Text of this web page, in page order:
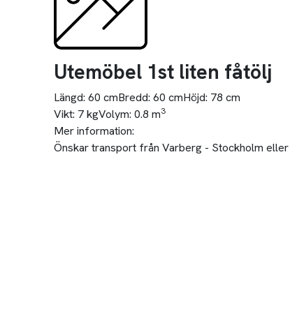
Utemöbel 1st liten fåtölj
Längd: 60 cmBredd: 60 cmHöjd: 78 cm
Vikt: 7 kgVolym: 0.8 m3
Mer information:
Önskar transport från Varberg - Stockholm